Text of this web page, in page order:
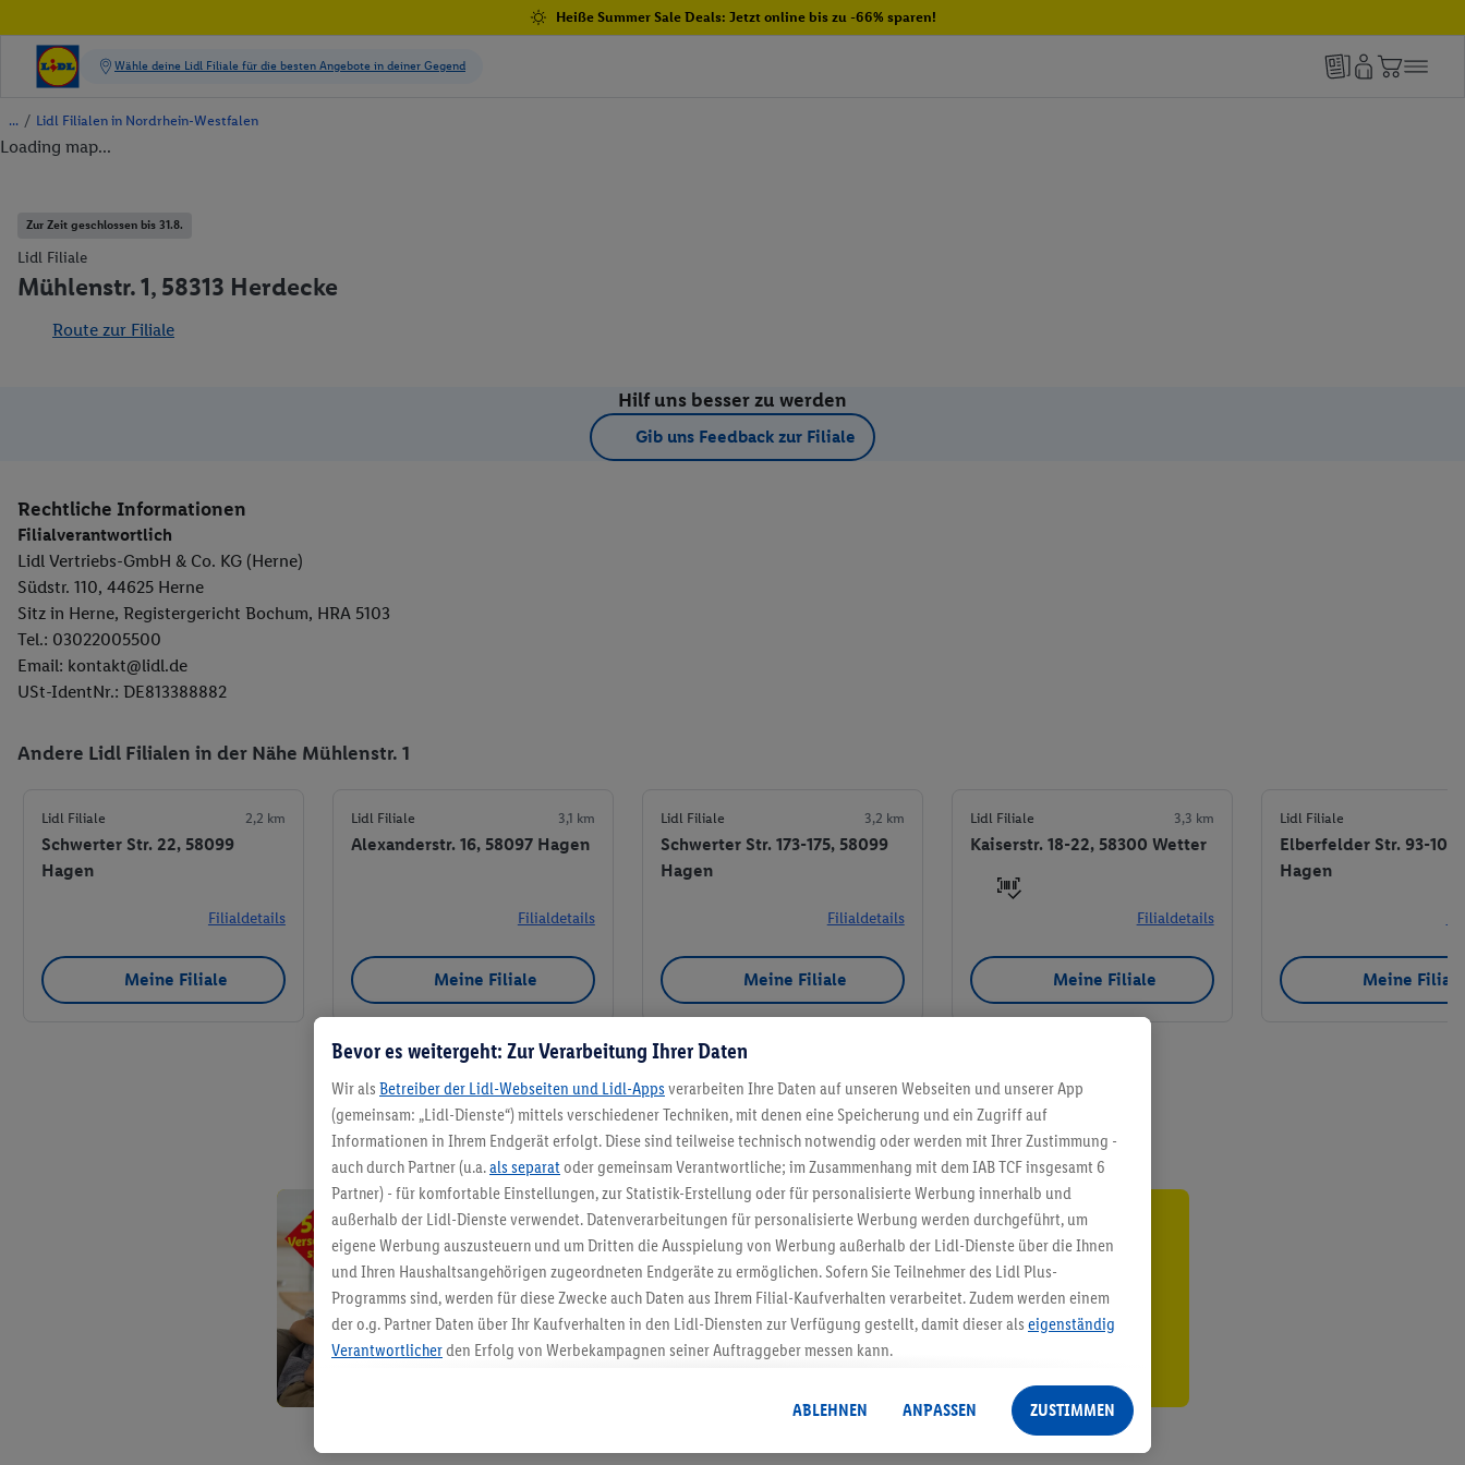
Heiße Summer Sale Deals: Jetzt online bis zu -66% sparen!
/ Lidl Filialen in Nordrhein-Westfalen
Loading map...
Zur Zeit geschlossen bis 31.8.
Lidl Filiale
Mühlenstr. 1, 58313 Herdecke
Route zur Filiale
Hilf uns besser zu werden
Gib uns Feedback zur Filiale
Rechtliche Informationen
Filialverantwortlich
Lidl Vertriebs-GmbH & Co. KG (Herne)
Südstr. 110, 44625 Herne
Sitz in Herne, Registergericht Bochum, HRA 5103
Tel.: 03022005500
Email: kontakt@lidl.de
USt-IdentNr.: DE813388882
Andere Lidl Filialen in der Nähe Mühlenstr. 1
Lidl Filiale 2,2 km
Schwerter Str. 22, 58099
Hagen
Filialdetails
Meine Filiale
Lidl Filiale 3,1 km
Alexanderstr. 16, 58097 Hagen
Filialdetails
Meine Filiale
Lidl Filiale 3,2 km
Schwerter Str. 173-175, 58099
Hagen
Filialdetails
Meine Filiale
Lidl Filiale 3,3 km
Kaiserstr. 18-22, 58300 Wetter
Filialdetails
Meine Filiale
Lidl Filiale
Elberfelder Str. 93-103,
Hagen
Meine
Meine Filiale
5.95 € Versand sparen³²ᵃ
Jetzt zum Newsletter anmelden
Gutschein sichern!
Bevor es weitergeht: Zur Verarbeitung Ihrer Daten
Wir als Betreiber der Lidl-Webseiten und Lidl-Apps verarbeiten Ihre Daten auf unseren Webseiten und unserer App
(gemeinsam: „Lidl-Dienste“) mittels verschiedener Techniken, mit denen eine Speicherung und ein Zugriff auf
Informationen in Ihrem Endgerät erfolgt. Diese sind teilweise technisch notwendig oder werden mit Ihrer Zustimmung -
auch durch Partner (u.a.als separat oder gemeinsam Verantwortliche; im Zusammenhang mit dem IAB TCF insgesamt 6
Partner) - für komfortable Einstellungen, zur Statistik-Erstellung oder für personalisierte Werbung innerhalb und
außerhalb der Lidl-Dienste verwendet. Datenverarbeitungen für personalisierte Werbung werden durchgeführt, um
eigene Werbung auszusteuern und um Dritten die Ausspielung von Werbung außerhalb der Lidl-Dienste über die Ihnen
und Ihren Haushaltsangehörigen zugeordneten Endgeräte zu ermöglichen. Sofern Sie Teilnehmer des Lidl Plus-
Programms sind, werden für diese Zwecke auch Daten aus Ihrem Filial-Kaufverhalten verarbeitet. Zudem werden einem
der o.g. Partner Daten über Ihr Kaufverhalten in den Lidl-Diensten zur Verfügung gestellt, damit dieser als eigenständig
Verantwortlicherden Erfolg von Werbekampagnen seiner Auftraggeber messen kann.
angereicherten Profilen. Dies umfasst die Zusammenführung von Daten (z.B. über Ihre Nutzung der Lidl-Dienste, Ihr
Kaufverhalten in den Lidl-Diensten, Informationen aus Ihrem Kundenkonto - z.B. Alter oder Geschlecht - sowie Ihre
genauen Standortdaten) auch über verschiedene Endgeräte und Lidl-Dienste hinweg einschließlich dem Speichern von
ABLEHNEN ANPASSEN ZUSTIMMEN